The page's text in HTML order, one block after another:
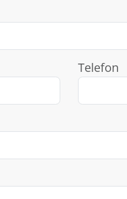
Telefon